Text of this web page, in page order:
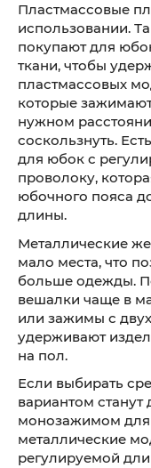
Пластмассовые
использовании.
покупают для
ткани, чтобы
пластмассовых
которые
нужном
соскользнуть.
для юбок с
проволоку,
юбочного пояса
длины.
Металлические
мало места, что
больше одежды.
вешалки чаще в
или зажимы с
удерживают
на пол.
Если выбирать
вариантом
монозажимом для
металлические
регулируемой